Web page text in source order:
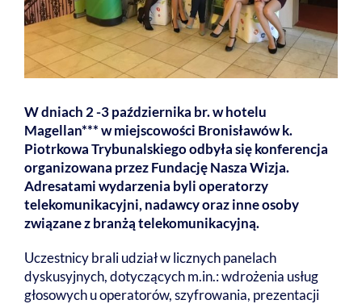
W dniach 2 -3 października br. w hotelu
Magellan*** w miejscowości Bronisławów k.
Piotrkowa Trybunalskiego odbyła się konferencja
organizowana przez Fundację Nasza Wizja.
Adresatami wydarzenia byli operatorzy
telekomunikacyjni, nadawcy oraz inne osoby
związane z branżą telekomunikacyjną.
Uczestnicy brali udział w licznych panelach
dyskusyjnych, dotyczących m.in.: wdrożenia usług
głosowych u operatorów, szyfrowania, prezentacji